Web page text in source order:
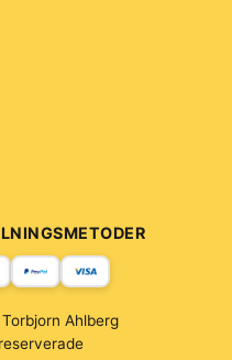
Ahlberg